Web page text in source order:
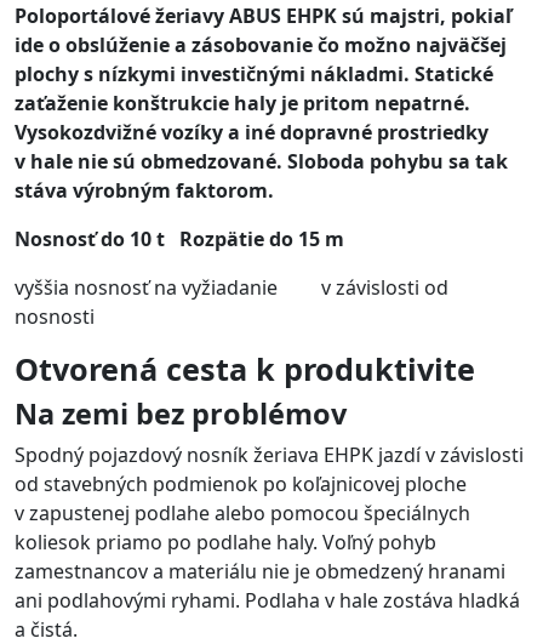
Poloportálové žeriavy ABUS EHPK sú majstri, pokiaľ
ide o obslúženie a zásobovanie čo možno najväčšej
plochy s nízkymi investičnými nákladmi. Statické
zaťaženie konštrukcie haly je pritom nepatrné.
Vysokozdvižné vozíky a iné dopravné prostriedky
v hale nie sú obmedzované. Sloboda pohybu sa tak
stáva výrobným faktorom.
Nosnosť do 10 t Rozpätie do 15 m
vyššia nosnosť na vyžiadanie v závislosti od
nosnosti
Otvorená cesta k produktivite
Na zemi bez problémov
Spodný pojazdový nosník žeriava EHPK jazdí v závislosti
od stavebných podmienok po koľajnicovej ploche
v zapustenej podlahe alebo pomocou špeciálnych
koliesok priamo po podlahe haly. Voľný pohyb
zamestnancov a materiálu nie je obmedzený hranami
ani podlahovými ryhami. Podlaha v hale zostáva hladká
a čistá.